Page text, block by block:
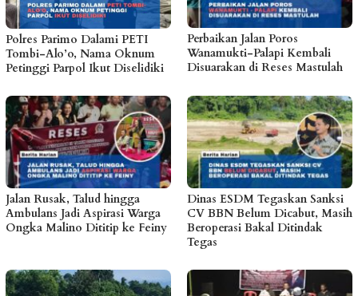
Polres Parimo Dalami PETI
Tombi-Alo’o, Nama Oknum
Petinggi Parpol Ikut Diselidiki
Perbaikan Jalan Poros
Wanamukti-Palapi Kembali
Disuarakan di Reses Mastulah
Jalan Rusak, Talud hingga
Ambulans Jadi Aspirasi Warga
Ongka Malino Dititip ke Feiny
Dinas ESDM Tegaskan Sanksi
CV BBN Belum Dicabut, Masih
Beroperasi Bakal Ditindak
Tegas